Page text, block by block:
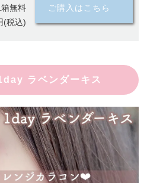
無料
(税込)
ご購入はこちら
ラベンダーキス